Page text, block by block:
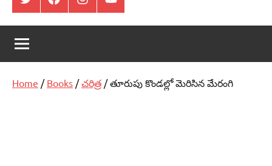
ట్విట్టర్
ఫేస్
బుక్
ఇంస్టాగ్రామ్యూట్యూబ్
Home / Books /చరిత్ర / తూరుపు కొండల్లో మెరిసిన మేరంగి